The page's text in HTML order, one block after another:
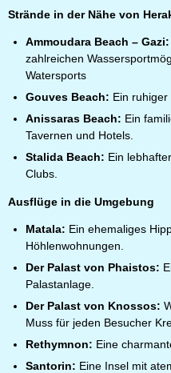
Strände in der Nähe von
Ammoudara Beach – Gazi:
zahlreichen
Watersports
Gouves Beach: Ein ruhiger
Anissaras Beach: Ein
Tavernen und Hotels.
Stalida Beach: Ein
Clubs.
Ausflüge in die Umgebung
Matala: Ein ehemaliges
Höhlenwohnungen.
Der Palast von Phaistos:
Palastanlage.
Der Palast von Knossos:
Muss für jeden Besucher
Rethymnon: Eine
Santorin: Eine Insel mit